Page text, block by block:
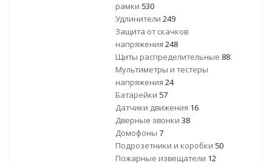
рамки 530
Удлинители 249
Защита от скачков
напряжения 248
Щиты распределительные 88
Мультиметры и тестеры
напряжения 24
Батарейки 57
Датчики движения 16
Дверные звонки 38
Домофоны 7
Подрозетники и коробки 50
Пожарные извещатели 12